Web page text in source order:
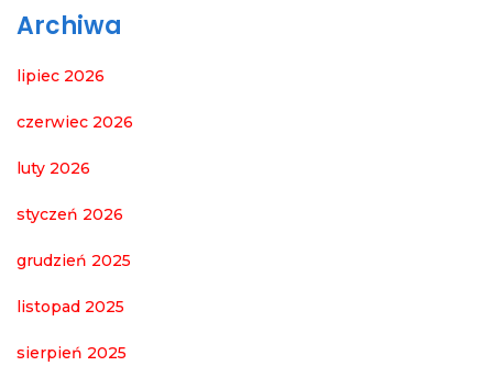
Archiwa
lipiec 2026
czerwiec 2026
luty 2026
styczeń 2026
grudzień 2025
listopad 2025
sierpień 2025